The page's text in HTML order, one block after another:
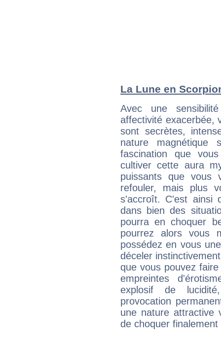
La Lune en
Avec une
affectivité exacerbée,
sont secrètes,
nature magnétique
fascination que
cultiver cette aura
puissants que vous
refouler, mais plus
s'accroît. C'est ainsi
dans bien des
pourra en choquer
pourrez alors vous
possédez en vous
déceler
que vous pouvez
empreintes
explosif de
provocation
une nature attractive
de choquer